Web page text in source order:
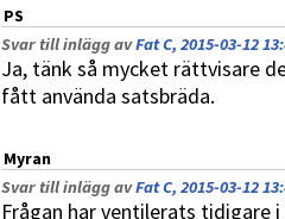
PS
Svar till inlägg avFat C, 2015-03-12
Ja, tänk så mycket rättvisare
fått använda satsbräda.
Myran
Svar till inlägg avFat C, 2015-03-12
Frågan har ventilerats tidigare